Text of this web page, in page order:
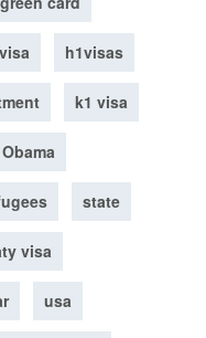
h1visas
k1 visa
Obama
state
visa
usa